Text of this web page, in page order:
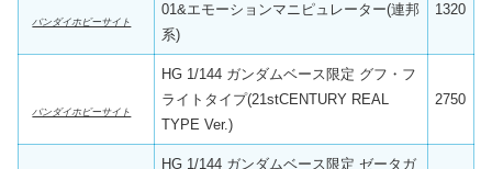
バンダイホビーサイト
01&エモーションマニピュレーター(連邦
系)
1320
バンダイホビーサイト
HG 1/144 ガンダムベース限定 グフ・フ
ライトタイプ(21stCENTURY REAL
TYPE Ver.)
2750
HG 1/144 ガンダムベース限定 ゼータガ